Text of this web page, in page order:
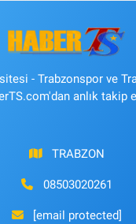
- Trabzonspor ve
anlık takip
TRABZON
08503020261
[email protected]